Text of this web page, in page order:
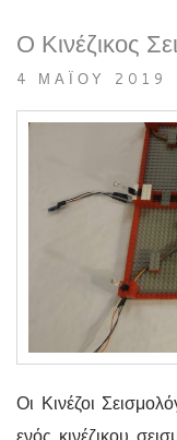
Ο Κινέζικος
4 ΜΑΪ́ΟΥ 2019
Οι Κινέζοι